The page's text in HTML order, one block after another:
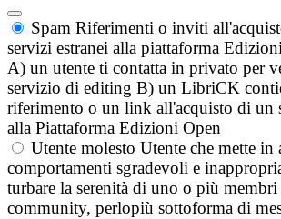
Spam Riferimenti o inviti
servizi estranei alla piattaforma
A) un utente ti contatta in privato per
servizio di editing B) un LibriCK
riferimento o un link all'acquisto di un
alla Piattaforma Edizioni Open
Utente molesto Utente che mette in
comportamenti sgradevoli e
turbare la serenità di uno o più membri
community, perlopiù sottoforma di